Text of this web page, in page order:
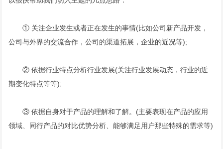
① 关注企业发生或者正在发生的事情(比如公司新产品开发，
公司与外界的交流合作，公司的渠道拓展，企业的近况等);
② 依据行业特点分析行业发展(关注行业发展动态，行业的近
期变化特点等等);
③ 依据自身对于产品的理解和了解。(主要表现在产品的应用
领域、同行产品的对比优势分析、能够满足用户那些特殊的需求等)